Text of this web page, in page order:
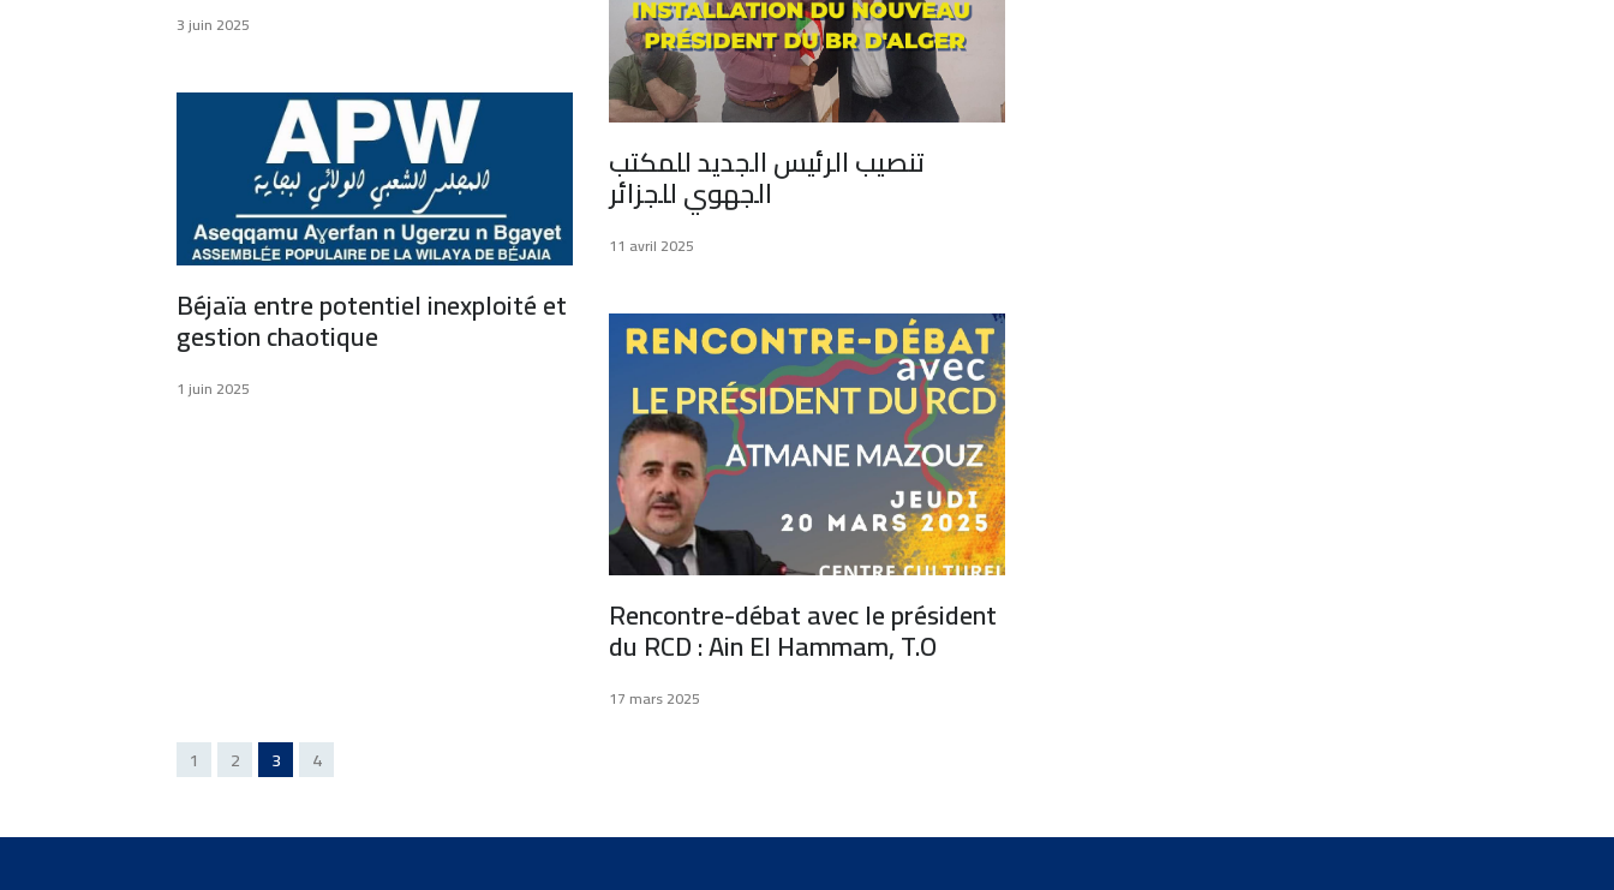
3 juin 2025
Béjaïa entre potentiel inexploité et
gestion chaotique
1 juin 2025
تنصيب الرئيس الجديد للمكتب
الجهوي للجزائر
11 avril 2025
Rencontre-débat avec le président
du RCD : Ain El Hammam, T.O
17 mars 2025
1 2 3 4